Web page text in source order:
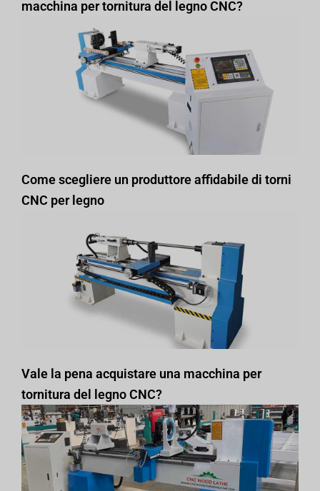
macchina per tornitura del legno CNC?
Come scegliere un produttore affidabile di torni
CNC per legno
Vale la pena acquistare una macchina per
tornitura del legno CNC?